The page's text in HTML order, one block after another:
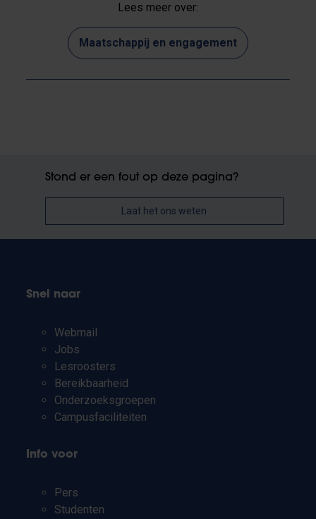
Lees meer over:
Maatschappij en engagement
Stond er een fout op deze pagina?
Laat het ons weten
Snel naar
Webmail
Jobs
Lesroosters
Bereikbaarheid
Onderzoeksgroepen
Campusfaciliteiten
Info voor
Pers
Studenten